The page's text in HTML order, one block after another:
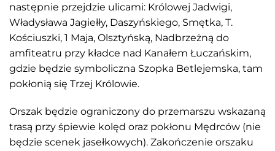
następnie przejdzie ulicami: Królowej Jadwigi,
Władysława Jagiełły, Daszyńskiego, Smętka, T.
Kościuszki, 1 Maja, Olsztyńską, Nadbrzeżną do
amfiteatru przy kładce nad Kanałem Łuczańskim,
gdzie będzie symboliczna Szopka Betlejemska, tam
pokłonią się Trzej Królowie.
Orszak będzie ograniczony do przemarszu wskazaną
trasą przy śpiewie kolęd oraz pokłonu Mędrców (nie
będzie scenek jasełkowych). Zakończenie orszaku